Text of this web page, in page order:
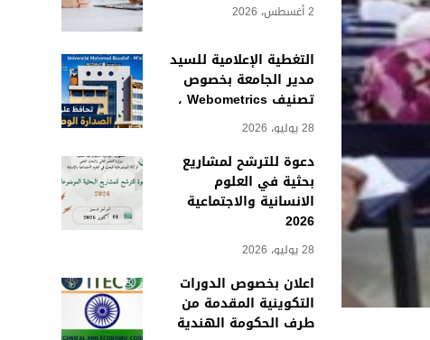
2 أغسطس، 2026
التغطية الإعلامية للسيد
مدير الجامعة بخصوص
تصنيف Webometrics ،
28 يوليو، 2026
دعوة للترشح لمشاريع
بحثية في العلوم
الانسانية والاجتماعية
2026
28 يوليو، 2026
اعلان بخصوص الدورات
التكوينية المقدمة من
طرف الحكومة الهندية